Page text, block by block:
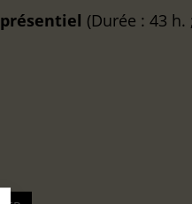
présentiel (Durée : 43